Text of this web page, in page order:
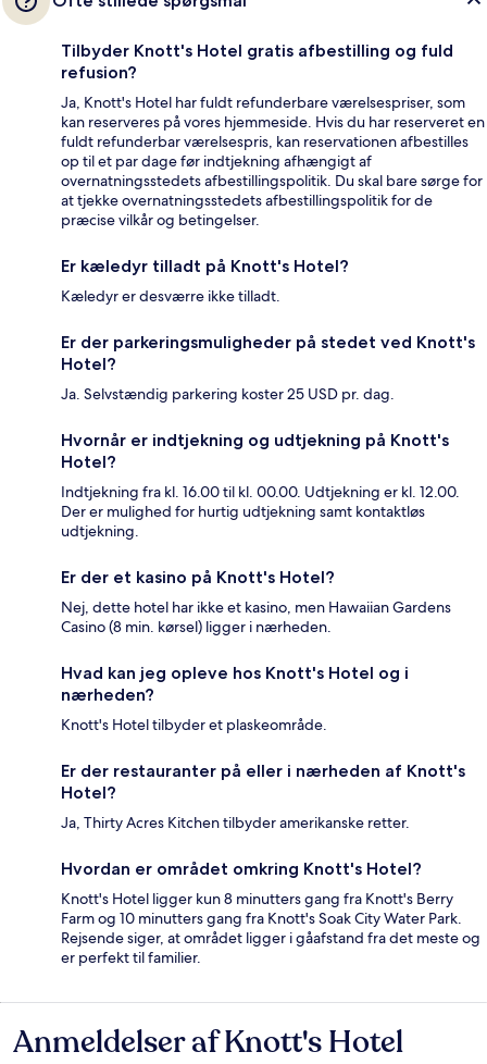
Tilbyder Knott's Hotel gratis afbestilling og fuld
refusion?
Ja, Knott's Hotel har fuldt refunderbare værelsespriser, som
kan reserveres på vores hjemmeside. Hvis du har reserveret en
fuldt refunderbar værelsespris, kan reservationen afbestilles
op til et par dage før indtjekning afhængigt af
overnatningsstedets afbestillingspolitik. Du skal bare sørge for
at tjekke overnatningsstedets afbestillingspolitik for de
præcise vilkår og betingelser.
Er kæledyr tilladt på Knott's Hotel?
Kæledyr er desværre ikke tilladt.
Er der parkeringsmuligheder på stedet ved Knott's
Hotel?
Ja. Selvstændig parkering koster 25 USD pr. dag.
Hvornår er indtjekning og udtjekning på Knott's
Hotel?
Indtjekning fra kl. 16.00 til kl. 00.00. Udtjekning er kl. 12.00.
Der er mulighed for hurtig udtjekning samt kontaktløs
udtjekning.
Er der et kasino på Knott's Hotel?
Nej, dette hotel har ikke et kasino, men Hawaiian Gardens
Casino (8 min. kørsel) ligger i nærheden.
Hvad kan jeg opleve hos Knott's Hotel og i
nærheden?
Knott's Hotel tilbyder et plaskeområde.
Er der restauranter på eller i nærheden af Knott's
Hotel?
Ja, Thirty Acres Kitchen tilbyder amerikanske retter.
Hvordan er området omkring Knott's Hotel?
Knott's Hotel ligger kun 8 minutters gang fra Knott's Berry
Farm og 10 minutters gang fra Knott's Soak City Water Park.
Rejsende siger, at området ligger i gåafstand fra det meste og
er perfekt til familier.
Anmeldelser
Anmeldelser af Knott's Hotel